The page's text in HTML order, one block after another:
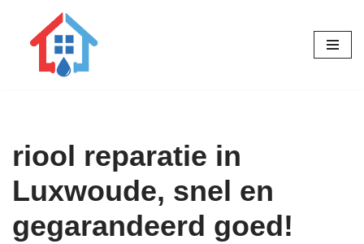
riool reparatie in
Luxwoude, snel en
gegarandeerd goed!